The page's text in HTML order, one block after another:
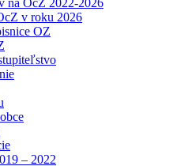
na OcZ 2022-2026
v roku 2026
OZ
– 2022